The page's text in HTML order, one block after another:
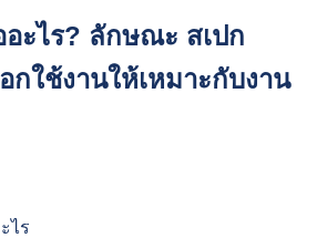
อะไร? ลักษณะ สเปก
กใช้งานให้เหมาะกับงาน
ไร